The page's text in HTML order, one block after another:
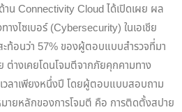
น Connectivity Cloud ได้เปิดเผย ผล
งไซเบอร์ (Cybersecurity) ในเอเชีย
ท้อนว่า 57% ของผู้ตอบแบบสำรวจที่มา
ต่างเคยโดนโจมตีจากภัยคุกคามทาง
เวลาเพียงหนึ่งปี โดยผู้ตอบแบบสอบถาม
มายหลักของการโจมตี คือ การติดตั้งสปาย